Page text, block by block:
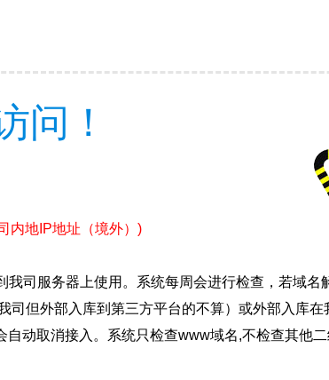
问！
内地IP地址（境外）)
司服务器上使用。系统每周会进行检查，若域名
但外部入库到第三方平台的不算）或外部入库在
动取消接入。系统只检查www域名,不检查其他